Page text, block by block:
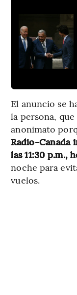
El anuncio se
la persona,
anonimato
Radio-Canada
las 11:30 p.m.,
noche para
vuelos.